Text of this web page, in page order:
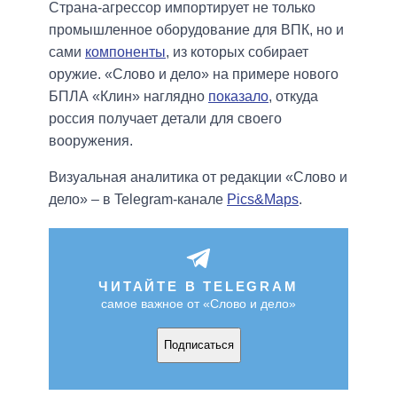
Страна-агрессор импортирует не только
промышленное оборудование для ВПК, но и
сами компоненты, из которых собирает
оружие. «Слово и дело» на примере нового
БПЛА «Клин» наглядно показало, откуда
россия получает детали для своего
вооружения.
Визуальная аналитика от редакции «Слово и
дело» – в Telegram-канале Pics&Maps.
ЧИТАЙТЕ В TELEGRAM
самое важное от «Слово и дело»
Подписаться